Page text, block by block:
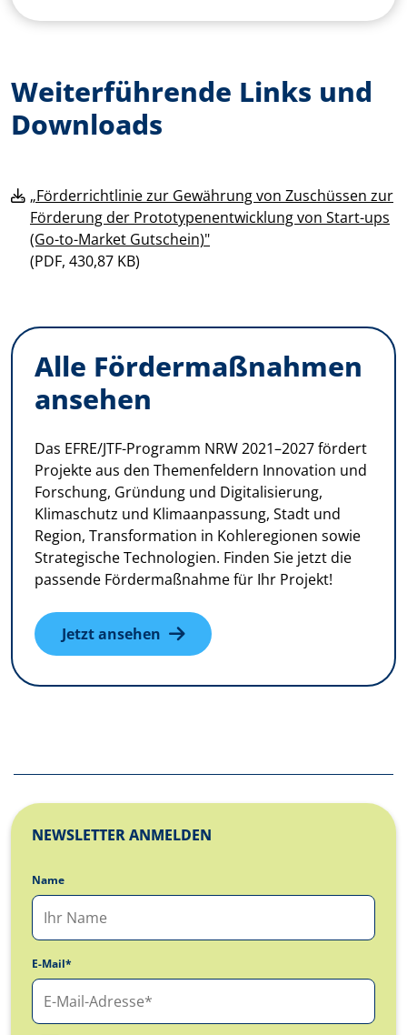
Weiterführende Links und
Downloads
„Förderrichtlinie zur Gewährung von Zuschüssen zur
Förderung der Prototypenentwicklung von Start-ups
(Go-to-Market Gutschein)"
(PDF, 430,87 KB)
Alle Fördermaßnahmen
ansehen
Das EFRE/JTF-Programm NRW 2021–2027 fördert
Projekte aus den Themenfeldern Innovation und
Forschung, Gründung und Digitalisierung,
Klimaschutz und Klimaanpassung, Stadt und
Region, Transformation in Kohleregionen sowie
Strategische Technologien. Finden Sie jetzt die
passende Fördermaßnahme für Ihr Projekt!
Jetzt ansehen
NEWSLETTER ANMELDEN
Name
E-Mail*